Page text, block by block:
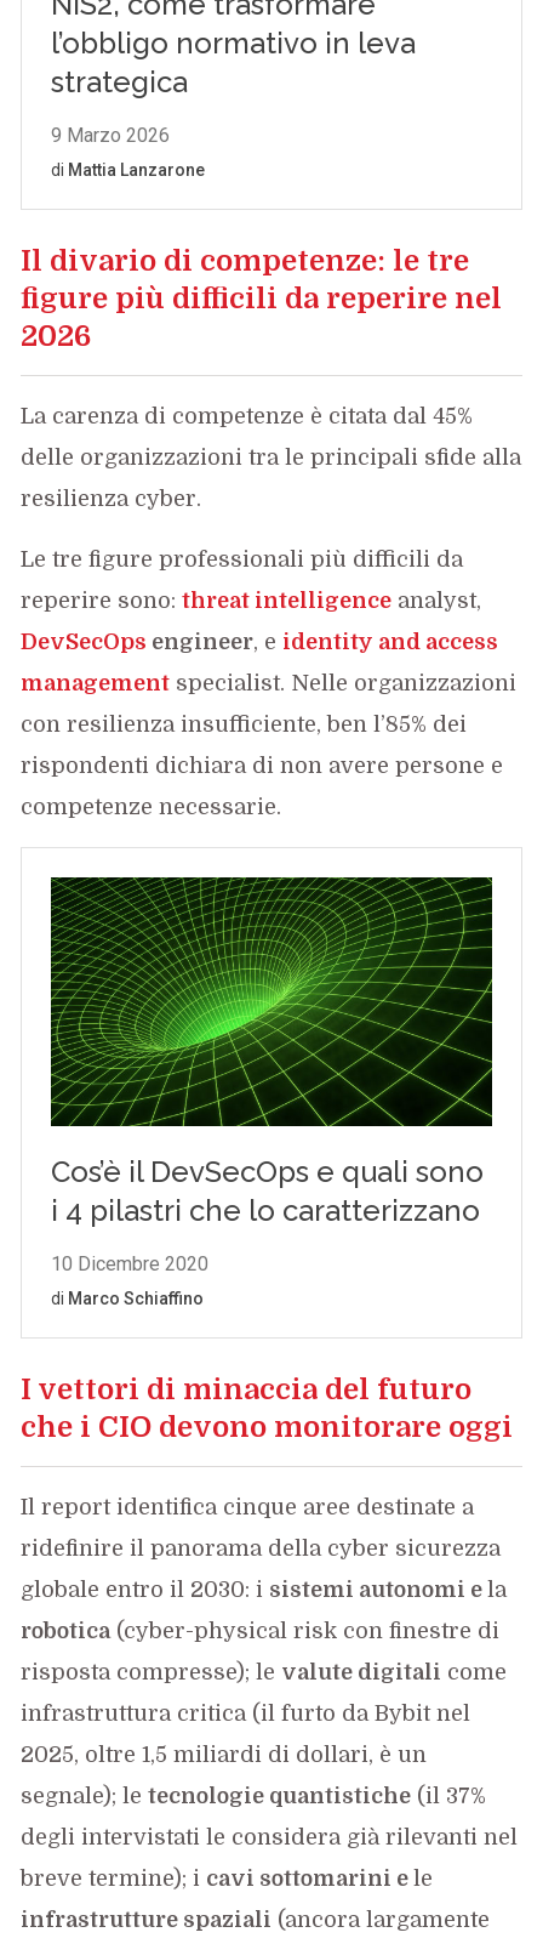
Il divario di competenze: le tre
figure più difficili da reperire nel
2026
La carenza di competenze è citata dal 45%
delle organizzazioni tra le principali sfide alla
resilienza cyber.
Le tre figure professionali più difficili da
reperire sono:threat intelligence analyst,
DevSecOps engineer, e identity and access
management specialist. Nelle organizzazioni
con resilienza insufficiente, ben l’85% dei
rispondenti dichiara di non avere persone e
competenze necessarie.
I vettori di minaccia del futuro
che i CIO devono monitorare oggi
Il report identifica cinque aree destinate a
ridefinire il panorama della cyber sicurezza
globale entro il 2030: i sistemi autonomi ela
robotica (cyber-physical risk con finestre di
risposta compresse); le valute digitali come
infrastruttura critica (il furto da Bybit nel
2025, oltre 1,5 miliardi di dollari, è un
segnale); letecnologie quantistiche (il 37%
degli intervistati le considera già rilevanti nel
breve termine); i cavi sottomarini ele
infrastrutture spaziali (ancora largamente